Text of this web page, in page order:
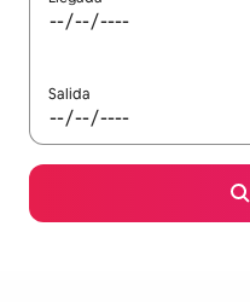
Salida